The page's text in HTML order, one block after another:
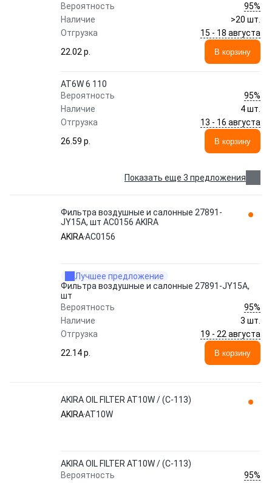
Вероятность
95%
Наличие
>20 шт.
Отгрузка
15 - 18 августа
22.02 p.
В корзину
AT6W 6 110
Вероятность
95%
Наличие
4 шт.
Отгрузка
13 - 16 августа
26.59 p.
В корзину
Показать еще 3 предложения
Фильтра воздушные и салонные 27891-
JY15A, шт AC0156 AKIRA
AKIRAAC0156
Лучшее предложение
Фильтра воздушные и салонные 27891-JY15A,
шт
Вероятность
95%
Наличие
3 шт.
Отгрузка
19 - 22 августа
22.14 p.
В корзину
AKIRA OIL FILTER AT10W / (C-113)
AKIRAAT10W
AKIRA OIL FILTER AT10W / (C-113)
Вероятность
95%